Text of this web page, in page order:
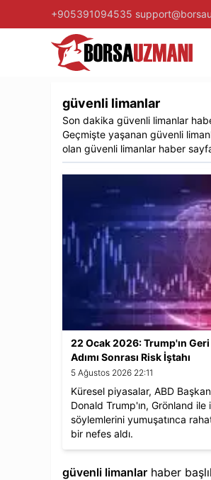
+905391094535
güvenli limanlar
Son dakika güvenli limanlar
Geçmişte yaşanan güvenli
olan güvenli limanlar haber
22 Ocak 2026: Trump'ın Geri
Adımı Sonrası Risk İştahı
Toparlanıyor
5 Ağustos 2026 22:11
Küresel piyasalar, ABD
Donald Trump'ın, Grönland ile
söylemlerini yumuşatınca
bir nefes aldı.
güvenli limanlar haber